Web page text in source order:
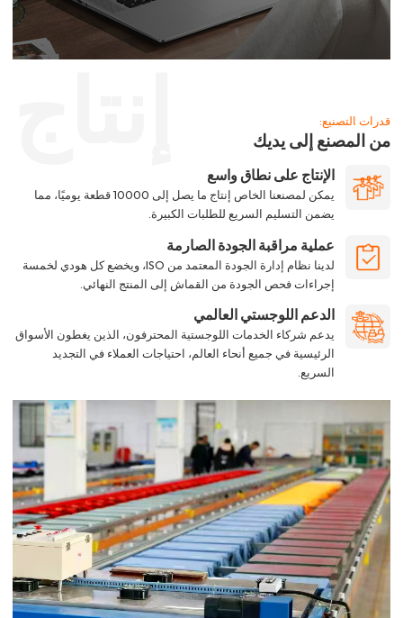
قدرات التصنيع:
من المصنع إلى يديك
الإنتاج على نطاق واسع
يمكن لمصنعنا الخاص إنتاج ما يصل إلى 10000 قطعة يوميًا، مما
يضمن التسليم السريع للطلبات الكبيرة.
عملية مراقبة الجودة الصارمة
لدينا نظام إدارة الجودة المعتمد من ISO، ويخضع كل هودي لخمسة
إجراءات فحص الجودة من القماش إلى المنتج النهائي.
الدعم اللوجستي العالمي
يدعم شركاء الخدمات اللوجستية المحترفون، الذين يغطون الأسواق
الرئيسية في جميع أنحاء العالم، احتياجات العملاء في التجديد
السريع.